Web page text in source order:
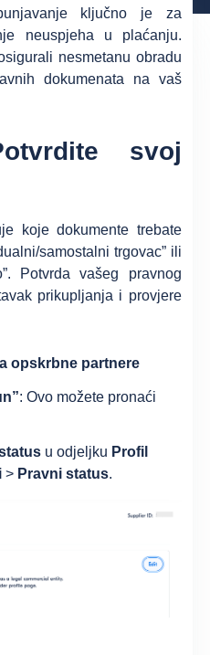
ključno je za
neuspjeha u plaćanju.
nesmetanu obradu
dokumenata na vaš
svoj
koje dokumente trebate
samostalni trgovac” ili
Potvrda vašeg pravnog
prikupljanja i provjere
opskrbne partnere
: Ovo možete pronaći
u odjeljku Profil
> Pravni status.